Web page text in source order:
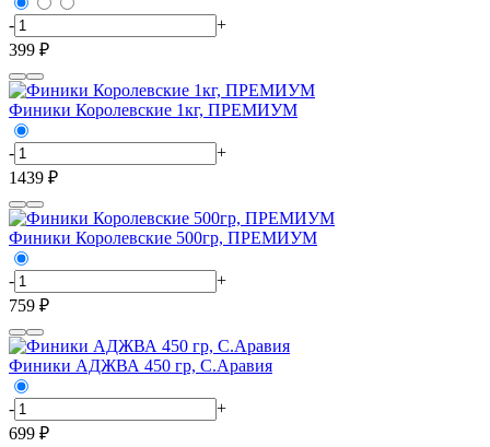
-
+
399 ₽
Финики Королевские 1кг, ПРЕМИУМ
-
+
1439 ₽
Финики Королевские 500гр, ПРЕМИУМ
-
+
759 ₽
Финики АДЖВА 450 гр, С.Аравия
-
+
699 ₽